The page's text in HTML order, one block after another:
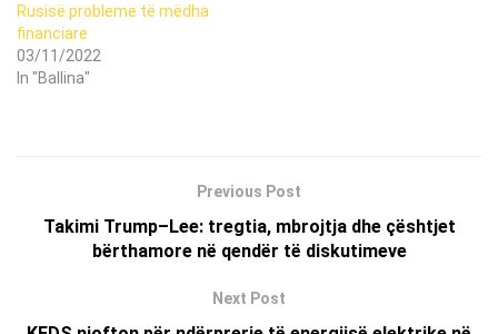
Rusisë probleme të mëdha
financiare
03/11/2022
In "Ballina"
Previous Post
Takimi Trump–Lee: tregtia, mbrojtja dhe çështjet
bërthamore në qendër të diskutimeve
Next Post